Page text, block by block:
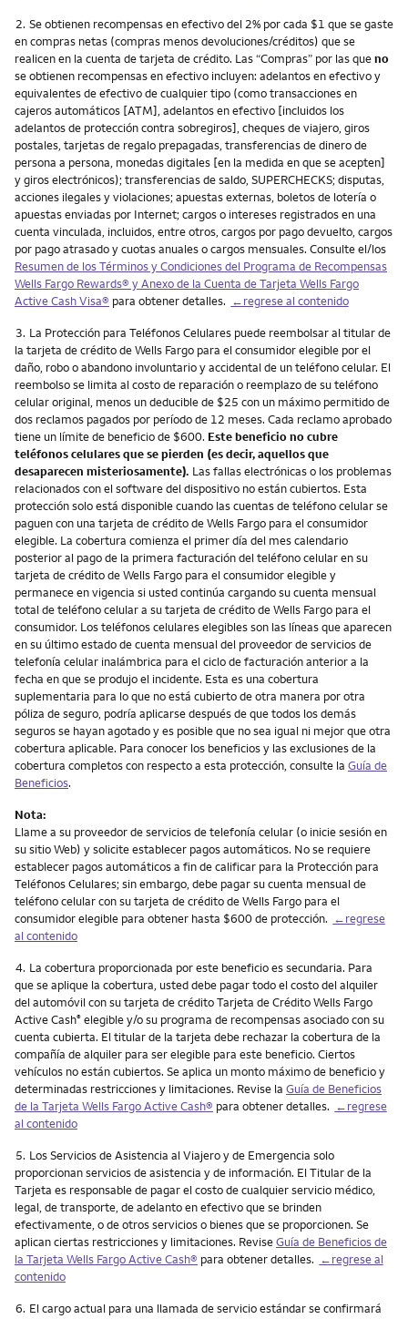
Nota
2. Se obtienen recompensas en efectivo del 2% por cada $1 que se gaste
en compras netas (compras menos devoluciones/créditos) que se
realicen en la cuenta de tarjeta de crédito. Las “Compras” por las queno
se obtienen recompensas en efectivo incluyen: adelantos en efectivo y
equivalentes de efectivo de cualquier tipo (como transacciones en
cajeros automáticos [ATM], adelantos en efectivo [incluidos los
adelantos de protección contra sobregiros], cheques de viajero, giros
postales, tarjetas de regalo prepagadas, transferencias de dinero de
persona a persona, monedas digitales [en la medida en que se acepten]
y giros electrónicos); transferencias de saldo, SUPERCHECKS; disputas,
acciones ilegales y violaciones; apuestas externas, boletos de lotería o
apuestas enviadas por Internet; cargos o intereses registrados en una
cuenta vinculada, incluidos, entre otros, cargos por pago devuelto, cargos
por pago atrasado y cuotas anuales o cargos mensuales. Consulte el/los
Resumen de los Términos y Condiciones del Programa de Recompensas
Wells Fargo Rewards® y Anexo de la Cuenta de Tarjeta Wells Fargo
Active Cash Visa® para obtener detalles. ←regrese al contenido
Nota
3. La Protección para Teléfonos Celulares puede reembolsar al titular de
la tarjeta de crédito de Wells Fargo para el consumidor elegible por el
daño, robo o abandono involuntario y accidental de un teléfono celular. El
reembolso se limita al costo de reparación o reemplazo de su teléfono
celular original, menos un deducible de $25 con un máximo permitido de
dos reclamos pagados por período de 12 meses. Cada reclamo aprobado
tiene un límite de beneficio de $600. Este beneficio no cubre
teléfonos celulares que se pierden (es decir, aquellos que
desaparecen misteriosamente). Las fallas electrónicas o los problemas
relacionados con el software del dispositivo no están cubiertos. Esta
protección solo está disponible cuando las cuentas de teléfono celular se
paguen con una tarjeta de crédito de Wells Fargo para el consumidor
elegible. La cobertura comienza el primer día del mes calendario
posterior al pago de la primera facturación del teléfono celular en su
tarjeta de crédito de Wells Fargo para el consumidor elegible y
permanece en vigencia si usted continúa cargando su cuenta mensual
total de teléfono celular a su tarjeta de crédito de Wells Fargo para el
consumidor. Los teléfonos celulares elegibles son las líneas que aparecen
en su último estado de cuenta mensual del proveedor de servicios de
telefonía celular inalámbrica para el ciclo de facturación anterior a la
fecha en que se produjo el incidente. Esta es una cobertura
suplementaria para lo que no está cubierto de otra manera por otra
póliza de seguro, podría aplicarse después de que todos los demás
seguros se hayan agotado y es posible que no sea igual ni mejor que otra
cobertura aplicable. Para conocer los beneficios y las exclusiones de la
cobertura completos con respecto a esta protección, consulte la Guía de
Beneficios.
Nota:
Llame a su proveedor de servicios de telefonía celular (o inicie sesión en
su sitio Web) y solicite establecer pagos automáticos. No se requiere
establecer pagos automáticos a fin de calificar para la Protección para
Teléfonos Celulares; sin embargo, debe pagar su cuenta mensual de
teléfono celular con su tarjeta de crédito de Wells Fargo para el
consumidor elegible para obtener hasta $600 de protección. ←regrese
al contenido
Nota
4. La cobertura proporcionada por este beneficio es secundaria. Para
que se aplique la cobertura, usted debe pagar todo el costo del alquiler
del automóvil con su tarjeta de crédito Tarjeta de Crédito Wells Fargo
Active Cash® elegible y/o su programa de recompensas asociado con su
cuenta cubierta. El titular de la tarjeta debe rechazar la cobertura de la
compañía de alquiler para ser elegible para este beneficio. Ciertos
vehículos no están cubiertos. Se aplica un monto máximo de beneficio y
determinadas restricciones y limitaciones. Revise la Guía de Beneficios
de la Tarjeta Wells FargoActive Cash® para obtener detalles. ←regrese
al contenido
Nota
5. Los Servicios de Asistencia al Viajero y de Emergencia solo
proporcionan servicios de asistencia y de información. El Titular de la
Tarjeta es responsable de pagar el costo de cualquier servicio médico,
legal, de transporte, de adelanto en efectivo que se brinden
efectivamente, o de otros servicios o bienes que se proporcionen. Se
aplican ciertas restricciones y limitaciones. ReviseGuía de Beneficios de
la Tarjeta Wells FargoActive Cash® para obtener detalles. ←regrese al
contenido
Nota
6. El cargo actual para una llamada de servicio estándar se confirmará